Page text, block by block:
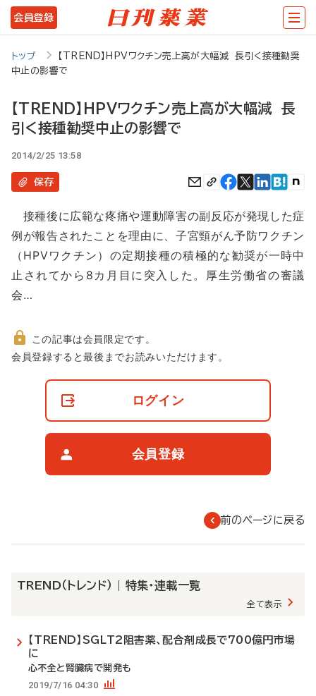
メ
イ
テ
ツ
に
動
会員登録
トップ
【TREND】HPVワクチン売上高が大幅減 長引く接種勧奨
中止の影響で
【TREND】HPVワクチン売上高が大幅減 長
引く接種勧奨中止の影響で
2014/2/25 13:58
保存
接種後に広範な疼痛や運動障害の副反応が発現した症
例が報告されたことを理由に、子宮頸がん予防ワクチン
（HPVワクチン）の定期接種の積極的な勧奨が一時中
止されてから8カ月目に突入した。厚生労働省の審議
会…
非
この記事は会員限定です。
会員登録すると最後までお読みいただけます。
ログイン
会員登録
前のページに戻る
TREND（トレンド） | 特集・連載一覧
全て表示
【TREND】SGLT2阻害薬、配合剤成長で700億円市場
に
心不全と腎臓病で開発も
2019/7/16 04:30